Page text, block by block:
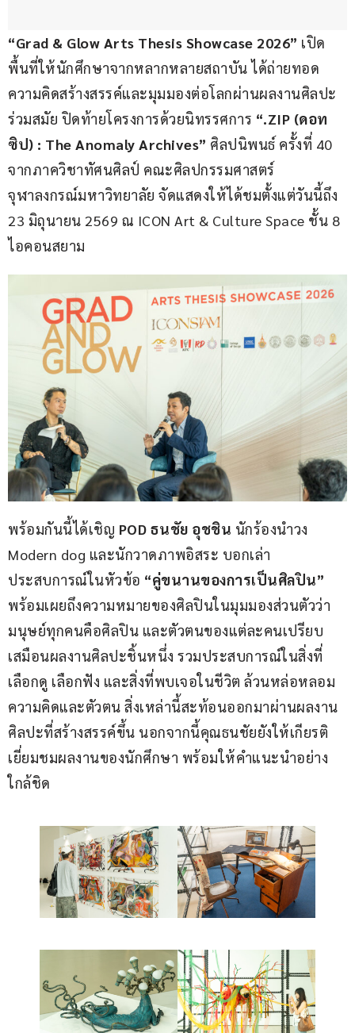
“Grad & Glow Arts Thesis Showcase 2026” เปิด
พื้นที่ให้นักศึกษาจากหลากหลายสถาบัน ได้ถ่ายทอด
ความคิดสร้างสรรค์และมุมมองต่อโลกผ่านผลงานศิลปะ
ร่วมสมัย ปิดท้ายโครงการด้วยนิทรรศการ “.ZIP (ดอท
ซิป) : The Anomaly Archives” ศิลปนิพนธ์ ครั้งที่ 40
จากภาควิชาทัศนศิลป์ คณะศิลปกรรมศาสตร์
จุฬาลงกรณ์มหาวิทยาลัย จัดแสดงให้ได้ชมตั้งแต่วันนี้ถึง
23 มิถุนายน 2569 ณ ICON Art & Culture Space ชั้น 8
ไอคอนสยาม
พร้อมกันนี้ได้เชิญ POD ธนชัย อุชชิน นักร้องนำวง
Modern dog และนักวาดภาพอิสระ บอกเล่า
ประสบการณ์ในหัวข้อ “คู่ขนานของการเป็นศิลปิน”
พร้อมเผยถึงความหมายของศิลปินในมุมมองส่วนตัวว่า
มนุษย์ทุกคนคือศิลปิน และตัวตนของแต่ละคนเปรียบ
เสมือนผลงานศิลปะชิ้นหนึ่ง รวมประสบการณ์ในสิ่งที่
เลือกดู เลือกฟัง และสิ่งที่พบเจอในชีวิต ล้วนหล่อหลอม
ความคิดและตัวตน สิ่งเหล่านี้สะท้อนออกมาผ่านผลงาน
ศิลปะที่สร้างสรรค์ขึ้น นอกจากนี้คุณธนชัยยังให้เกียรติ
เยี่ยมชมผลงานของนักศึกษา พร้อมให้คำแนะนำอย่าง
ใกล้ชิด